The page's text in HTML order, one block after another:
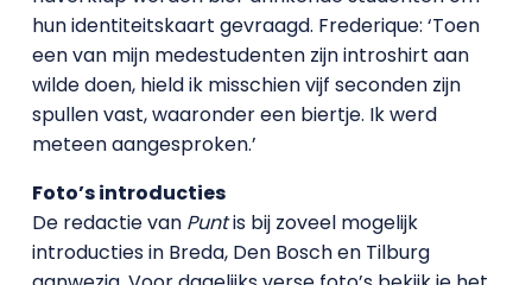
hun identiteitskaart gevraagd. Frederique: ‘Toen
een van mijn medestudenten zijn introshirt aan
wilde doen, hield ik misschien vijf seconden zijn
spullen vast, waaronder een biertje. Ik werd
meteen aangesproken.’
Foto’s introducties
De redactie vanPuntis bij zoveel mogelijk
introducties in Breda, Den Bosch en Tilburg